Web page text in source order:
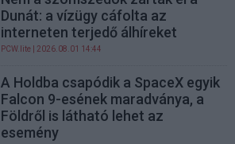
Dunát: a vízügy cáfolta az
interneten terjedő álhíreket
PCW.lite | 2026.08.01 14:44
A Holdba csapódik a SpaceX egyik
Falcon 9-esének maradványa, a
Földről is látható lehet az
esemény